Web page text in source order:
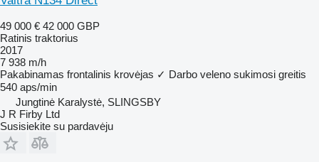
49 000 € 42 000 GBP
Ratinis traktorius
2017
7 938 m/h
Pakabinamas frontalinis krovėjas ✓ Darbo veleno sukimosi greitis
540 aps/min
Jungtinė Karalystė, SLINGSBY
J R Firby Ltd
Susisiekite su pardavėju